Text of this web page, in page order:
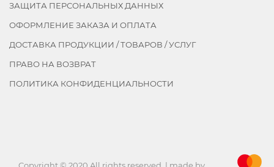
ЗАЩИТА ПЕРСОНАЛЬНЫХ ДАННЫХ
ОФОРМЛЕНИЕ ЗАКАЗА И ОПЛАТА
ДОСТАВКА ПРОДУКЦИИ / ТОВАРОВ / УСЛУГ
ПРАВО НА ВОЗВРАТ
ПОЛИТИКА КОНФИДЕНЦИАЛЬНОСТИ
Copyright © 2020 All rights reserved. | made by